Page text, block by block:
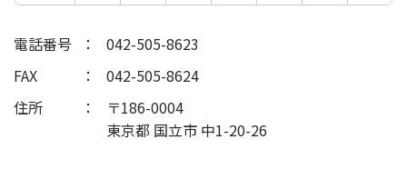
電話番号
042-505-8623
FAX
042-505-8624
住所
〒186-0004
東京都 国立市 中1-20-26